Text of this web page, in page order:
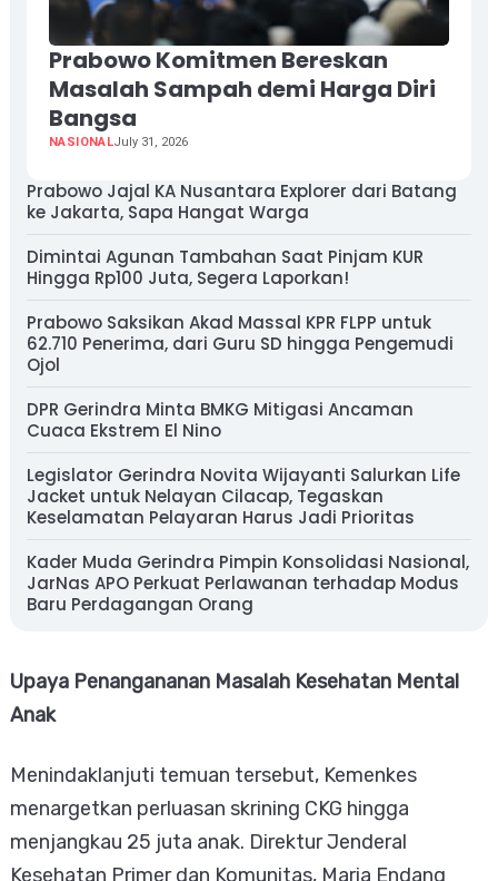
Prabowo Komitmen Bereskan
Masalah Sampah demi Harga Diri
Bangsa
NASIONALJuly 31, 2026
Prabowo Jajal KA Nusantara Explorer dari Batang
ke Jakarta, Sapa Hangat Warga
Dimintai Agunan Tambahan Saat Pinjam KUR
Hingga Rp100 Juta, Segera Laporkan!
Prabowo Saksikan Akad Massal KPR FLPP untuk
62.710 Penerima, dari Guru SD hingga Pengemudi
Ojol
DPR Gerindra Minta BMKG Mitigasi Ancaman
Cuaca Ekstrem El Nino
Legislator Gerindra Novita Wijayanti Salurkan Life
Jacket untuk Nelayan Cilacap, Tegaskan
Keselamatan Pelayaran Harus Jadi Prioritas
Kader Muda Gerindra Pimpin Konsolidasi Nasional,
JarNas APO Perkuat Perlawanan terhadap Modus
Baru Perdagangan Orang
Upaya Penangananan Masalah Kesehatan Mental
Anak
Menindaklanjuti temuan tersebut, Kemenkes
menargetkan perluasan skrining CKG hingga
menjangkau 25 juta anak. Direktur Jenderal
Kesehatan Primer dan Komunitas, Maria Endang